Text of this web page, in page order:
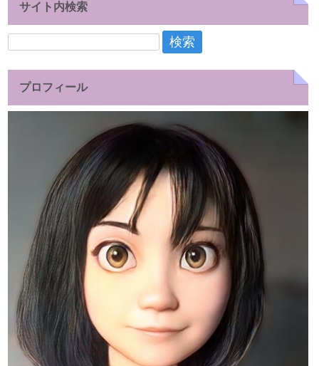
サイト内検索
検
プロフィール